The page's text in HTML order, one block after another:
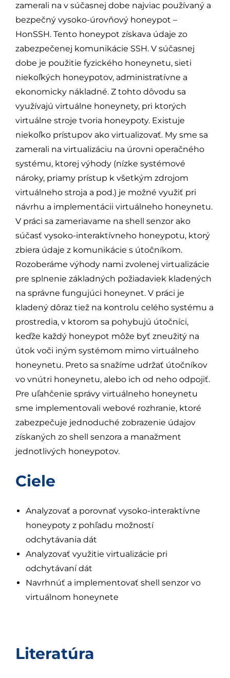
zamerali na v súčasnej dobe najviac používaný a
bezpečný vysoko-úrovňový honeypot –
HonSSH. Tento honeypot získava údaje zo
zabezpečenej komunikácie SSH. V súčasnej
dobe je použitie fyzického honeynetu, sieti
niekoľkých honeypotov, administratívne a
ekonomicky nákladné. Z tohto dôvodu sa
využívajú virtuálne honeynety, pri ktorých
virtuálne stroje tvoria honeypoty. Existuje
niekoľko prístupov ako virtualizovať. My sme sa
zamerali na virtualizáciu na úrovni operačného
systému, ktorej výhody (nízke systémové
nároky, priamy prístup k všetkým zdrojom
virtuálneho stroja a pod.) je možné využiť pri
návrhu a implementácii virtuálneho honeynetu.
V práci sa zameriavame na shell senzor ako
súčasť vysoko-interaktívneho honeypotu, ktorý
zbiera údaje z komunikácie s útočníkom.
Rozoberáme výhody nami zvolenej virtualizácie
pre splnenie základných požiadaviek kladených
na správne fungujúci honeynet. V práci je
kladený dôraz tiež na kontrolu celého systému a
prostredia, v ktorom sa pohybujú útočníci,
keďže každý honeypot môže byť zneužitý na
útok voči iným systémom mimo virtuálneho
honeynetu. Preto sa snažíme udržať útočníkov
vo vnútri honeynetu, alebo ich od neho odpojiť.
Pre uľahčenie správy virtuálneho honeynetu
sme implementovali webové rozhranie, ktoré
zabezpečuje jednoduché zobrazenie údajov
získaných zo shell senzora a manažment
jednotlivých honeypotov.
Ciele
Analyzovať a porovnať vysoko-interaktívne
honeypoty z pohľadu možností
odchytávania dát
Analyzovať využitie virtualizácie pri
odchytávaní dát
Navrhnúť a implementovať shell senzor vo
virtuálnom honeynete
Literatúra